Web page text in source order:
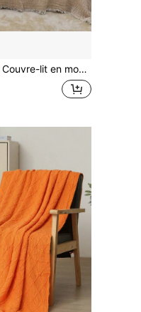
Couvre-lit en mousseline - Dokubba Taille King (180x230cm) Couvre-lit piqué en mousseline de coton - Couverture multifonctionnelle 2 couleurs - Couverture en mousseline 4 couches - (180*230cm)